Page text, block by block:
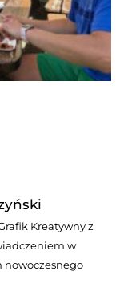
Kreatywny z
w
nowoczesnego